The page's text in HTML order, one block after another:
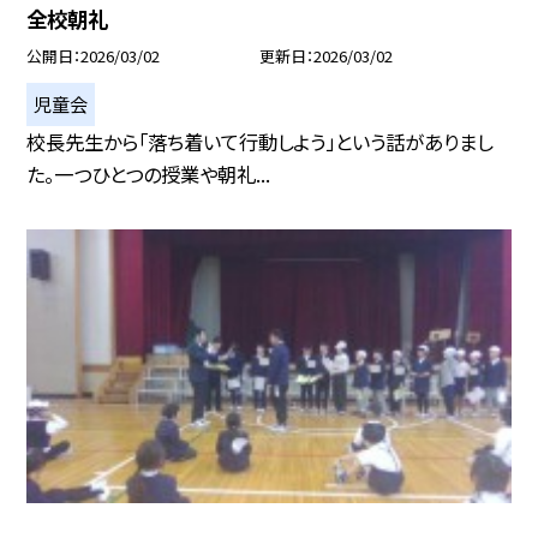
全校朝礼
公開日 2026/03/02 更新日 2026/03/02
児童会
校長先生から「落ち着いて行動しよう」という話がありまし
た。一つひとつの授業や朝礼...